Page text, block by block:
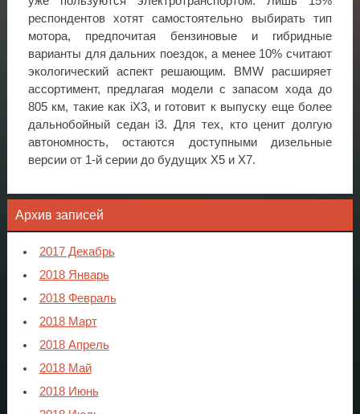
респондентов хотят самостоятельно выбирать тип
мотора, предпочитая бензиновые и гибридные
варианты для дальних поездок, а менее 10% считают
экологический аспект решающим. BMW расширяет
ассортимент, предлагая модели с запасом хода до
805 км, такие как iX3, и готовит к выпуску еще более
дальнобойный седан i3. Для тех, кто ценит долгую
автономность, остаются доступными дизельные
версии от 1-й серии до будущих X5 и X7.
Архив записей
2017 Декабрь
2018 Январь
2018 Февраль
2018 Март
2018 Апрель
2018 Май
2018 Июнь